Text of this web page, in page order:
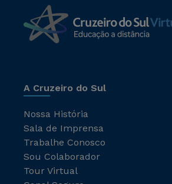
A Cruzeiro do Sul
Nossa História
Sala de Imprensa
Trabalhe Conosco
Sou Colaborador
Tour Virtual